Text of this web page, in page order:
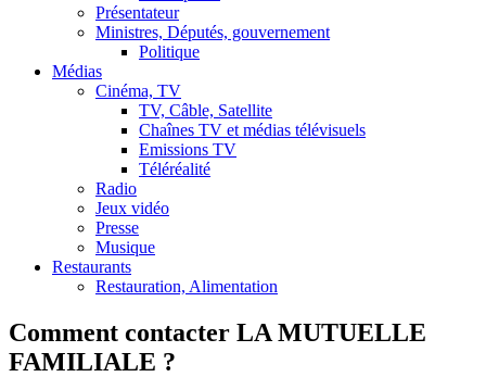
Présentateur
Ministres, Députés, gouvernement
Politique
Médias
Cinéma, TV
TV, Câble, Satellite
Chaînes TV et médias télévisuels
Emissions TV
Téléréalité
Radio
Jeux vidéo
Presse
Musique
Restaurants
Restauration, Alimentation
Comment contacter LA MUTUELLE
FAMILIALE ?